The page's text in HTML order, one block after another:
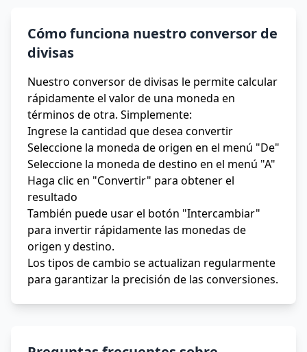
Cómo funciona nuestro conversor de
divisas
Nuestro conversor de divisas le permite calcular
rápidamente el valor de una moneda en
términos de otra. Simplemente:
Ingrese la cantidad que desea convertir
Seleccione la moneda de origen en el menú "De"
Seleccione la moneda de destino en el menú "A"
Haga clic en "Convertir" para obtener el
resultado
También puede usar el botón "Intercambiar"
para invertir rápidamente las monedas de
origen y destino.
Los tipos de cambio se actualizan regularmente
para garantizar la precisión de las conversiones.